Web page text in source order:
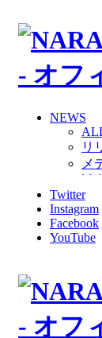
NEWS
リ
メ
グ
フ
普
ホ
そ
TEAM
Twitter
Instagram
Facebook
YouTube